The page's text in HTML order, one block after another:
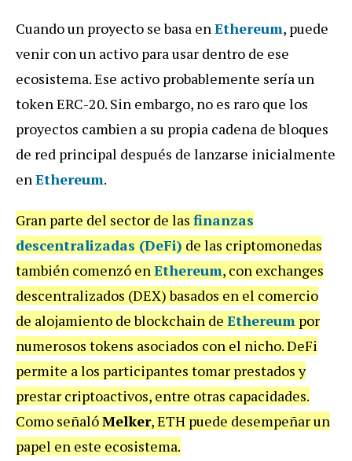
Cuando un proyecto se basa enEthereum, puede
venir con un activo para usar dentro de ese
ecosistema. Ese activo probablemente sería un
token ERC-20. Sin embargo, no es raro que los
proyectos cambien a su propia cadena de bloques
de red principal después de lanzarse inicialmente
enEthereum.
Gran parte del sector de las finanzas
descentralizadas (DeFi) de las criptomonedas
también comenzó enEthereum, con exchanges
descentralizados (DEX) basados en el comercio
de alojamiento de blockchain de Ethereum por
numerosos tokens asociados con el nicho. DeFi
permite a los participantes tomar prestados y
prestar criptoactivos, entre otras capacidades.
Como señalóMelker, ETH puede desempeñar un
papel en este ecosistema.